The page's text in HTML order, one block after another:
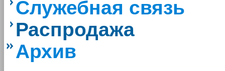
Служебная связь
Распродажа
Архив